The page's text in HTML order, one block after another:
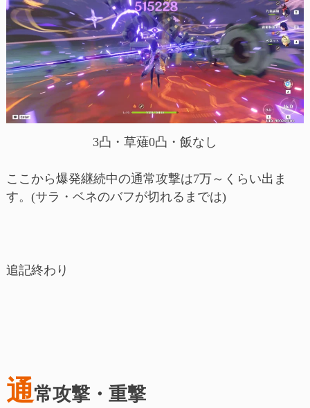
3凸・草薙0凸・飯なし
ここから爆発継続中の通常攻撃は7万～くらい出ま
す。(サラ・ベネのバフが切れるまでは)
追記終わり
通常攻撃・重撃